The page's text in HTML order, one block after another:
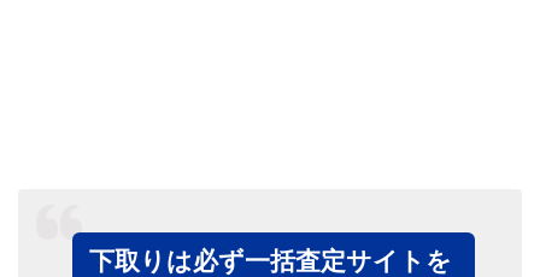
下取りは必ず一括査定サイトを